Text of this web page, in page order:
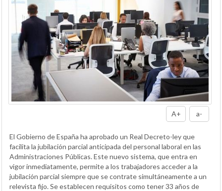
A+ a-
El Gobierno de España ha aprobado un Real Decreto-ley que
facilita la jubilación parcial anticipada del personal laboral en las
Administraciones Públicas. Este nuevo sistema, que entra en
vigor inmediatamente, permite a los trabajadores acceder a la
jubilación parcial siempre que se contrate simultáneamente a un
relevista fijo. Se establecen requisitos como tener 33 años de